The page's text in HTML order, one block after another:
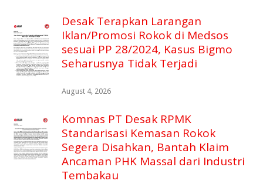
Desak Terapkan Larangan
Iklan/Promosi Rokok di Medsos
sesuai PP 28/2024, Kasus Bigmo
Seharusnya Tidak Terjadi
August 4, 2026
Komnas PT Desak RPMK
Standarisasi Kemasan Rokok
Segera Disahkan, Bantah Klaim
Ancaman PHK Massal dari Industri
Tembakau